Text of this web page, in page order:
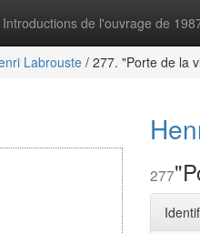
Introductions de l'ouvrage de
Labrouste / 277. "Porte de la
277